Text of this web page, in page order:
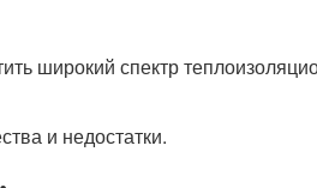
широкий спектр
и недостатки.